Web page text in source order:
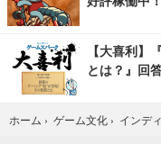
【大喜利】
とは？』回
ホーム › ゲーム文化 › インデ